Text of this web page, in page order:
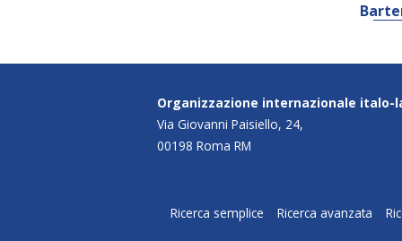
Organizzazione internazionale italo-
Via Giovanni Paisiello, 24,
00198 Roma RM
Ricerca semplice Ricerca avanzata